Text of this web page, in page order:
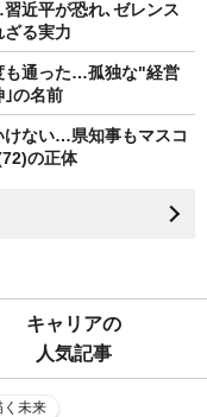
近平が恐れ､ゼレンス
ざる実力
も通った…孤独な"経営
の名前
けない…県知事もマスコ
の正体
キャリアの
人気記事
く未来